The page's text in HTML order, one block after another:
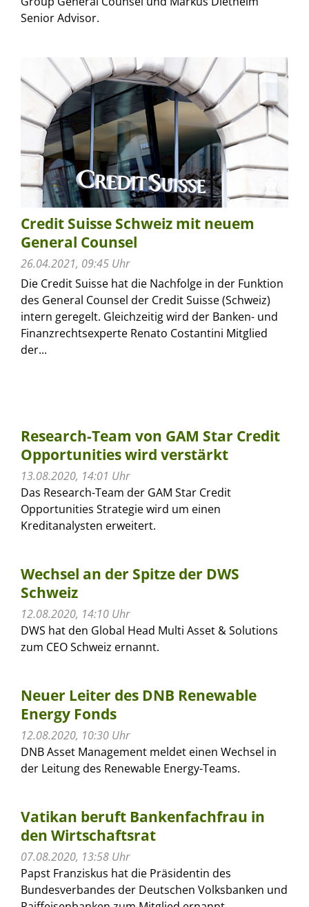
Senior Advisor.
Credit Suisse Schweiz mit neuem
General Counsel
26.04.2021, 09:45 Uhr
Die Credit Suisse hat die Nachfolge in der Funktion
des General Counsel der Credit Suisse (Schweiz)
intern geregelt. Gleichzeitig wird der Banken- und
Finanzrechtsexperte Renato Costantini Mitglied
der...
Research-Team von GAM Star Credit
Opportunities wird verstärkt
13.08.2020, 14:01 Uhr
Das Research-Team der GAM Star Credit
Opportunities Strategie wird um einen
Kreditanalysten erweitert.
Wechsel an der Spitze der DWS
Schweiz
12.08.2020, 14:10 Uhr
DWS hat den Global Head Multi Asset & Solutions
zum CEO Schweiz ernannt.
Neuer Leiter des DNB Renewable
Energy Fonds
12.08.2020, 10:30 Uhr
DNB Asset Management meldet einen Wechsel in
der Leitung des Renewable Energy-Teams.
Vatikan beruft Bankenfachfrau in
den Wirtschaftsrat
07.08.2020, 13:58 Uhr
Papst Franziskus hat die Präsidentin des
Bundesverbandes der Deutschen Volksbanken und